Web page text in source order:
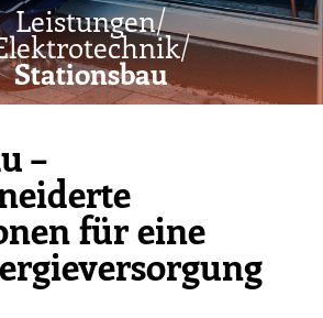
Leistungen/
Stationsbau
–
für eine